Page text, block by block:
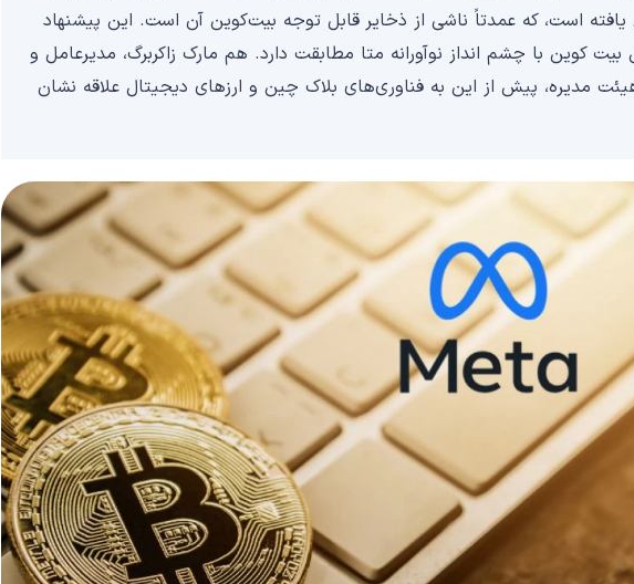
افزایش یافته است، که عمدتاً ناشی از ذخایر قابل توجه بیت‌کوین آن است. این پیشنهاد
کوین با چشم انداز نوآورانه متا مطابقت دارد. هم مارک زاکربرگ، مدیرعامل و
مدیره، پیش از این به فناوری‌های بلاک چین و ارزهای دیجیتال علاقه نشان